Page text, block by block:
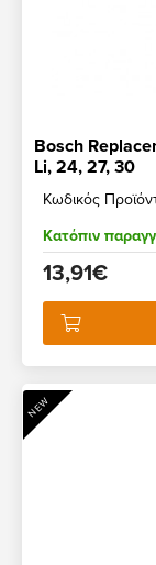
Bosch
Li, 24, 27, 30
Κωδικός
Κατόπιν
13,91€
NEW